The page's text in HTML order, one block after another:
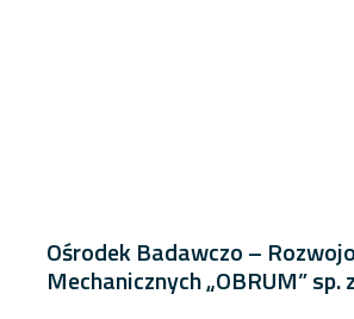
Ośrodek Badawczo –
Mechanicznych „OBRUM” sp.